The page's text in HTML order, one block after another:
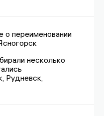
о переименовании
несколько
Рудневск,